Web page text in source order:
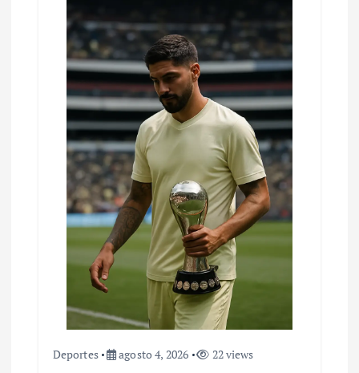
Deportes agosto 4, 2026 22 views